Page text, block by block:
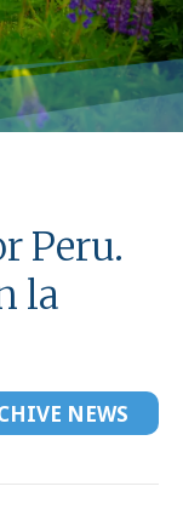
Peru.
la
NEWS